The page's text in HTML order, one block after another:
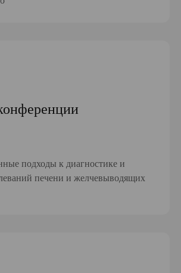
подходы к диагностике и
печени и желчевыводящих